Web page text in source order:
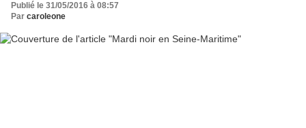
Publié le 31/05/2016 à 08:57
Par caroleone